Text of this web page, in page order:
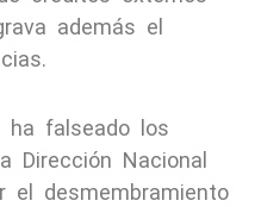
además el
ha falseado los
Dirección Nacional
el desmembramiento